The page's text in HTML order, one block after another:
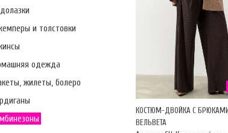
и толстовки
одежда
жилеты, болеро
КОСТЮМ-ДВОЙКА С
ВЕЛЬВЕТА